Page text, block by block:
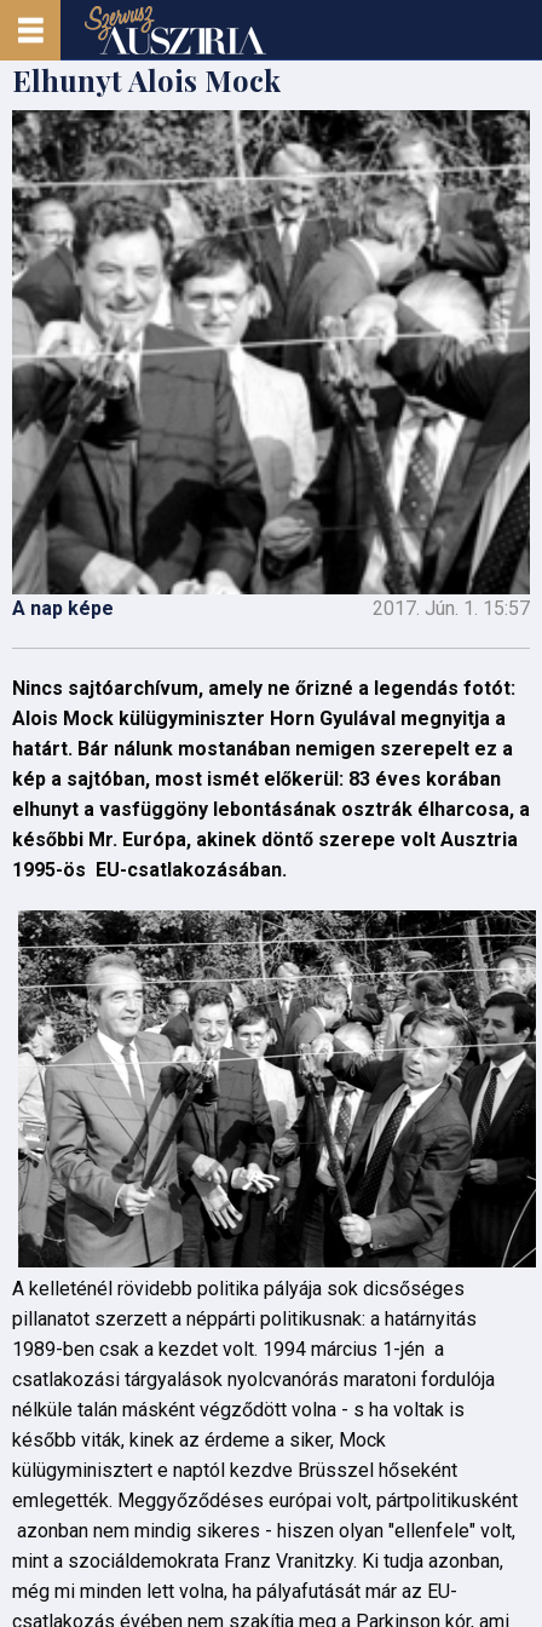
Elhunyt Alois Mock
A nap képe 2017. Jún. 1. 15:57
Nincs sajtóarchívum, amely ne őrizné a legendás fotót:
Alois Mock külügyminiszter Horn Gyulával megnyitja a
határt. Bár nálunk mostanában nemigen szerepelt ez a
kép a sajtóban, most ismét előkerül: 83 éves korában
elhunyt a vasfüggöny lebontásának osztrák élharcosa, a
későbbi Mr. Európa, akinek döntő szerepe volt Ausztria
1995-ös EU-csatlakozásában.
A kelleténél rövidebb politika pályája sok dicsőséges
pillanatot szerzett a néppárti politikusnak: a határnyitás
1989-ben csak a kezdet volt. 1994 március 1-jén a
csatlakozási tárgyalások nyolcvanórás maratoni fordulója
nélküle talán másként végződött volna - s ha voltak is
később viták, kinek az érdeme a siker, Mock
külügyminisztert e naptól kezdve Brüsszel hőseként
emlegették. Meggyőződéses európai volt, pártpolitikusként
azonban nem mindig sikeres - hiszen olyan "ellenfele" volt,
mint a szociáldemokrata Franz Vranitzky. Ki tudja azonban,
még mi minden lett volna, ha pályafutását már az EU-
csatlakozás évében nem szakítja meg a Parkinson kór, ami